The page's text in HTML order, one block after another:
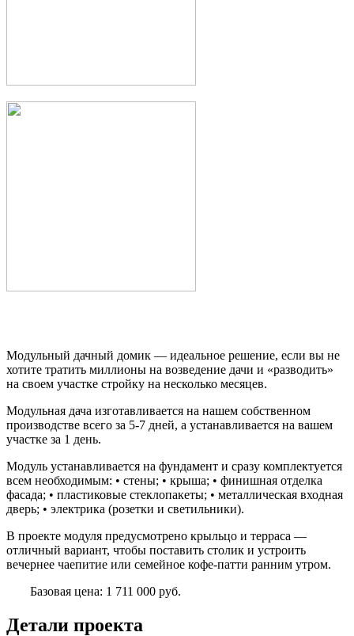
Модульный дачный домик — идеальное решение, если вы не
хотите тратить миллионы на возведение дачи и «разводить»
на своем участке стройку на несколько месяцев.
Модульная дача изготавливается на нашем собственном
производстве всего за 5-7 дней, а устанавливается на вашем
участке за 1 день.
Модуль устанавливается на фундамент и сразу комплектуется
всем необходимым: • стены; • крыша; • финишная отделка
фасада; • пластиковые стеклопакеты; • металлическая входная
дверь; • электрика (розетки и светильники).
В проекте модуля предусмотрено крыльцо и терраса —
отличный вариант, чтобы поставить столик и устроить
вечернее чаепитие или семейное кофе-патти ранним утром.
Базовая цена: 1 711 000 руб.
Детали проекта